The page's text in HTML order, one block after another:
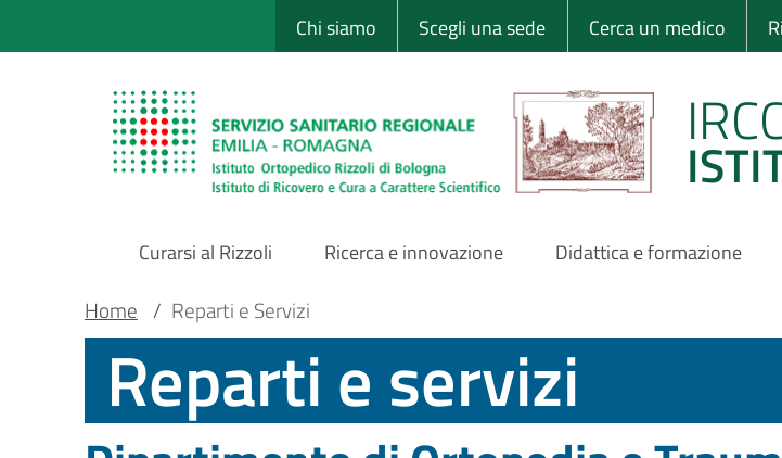
al
Sito Web Istituto
Chi siamo Scegli una sede Cerca un medico
Main
Navigation
Curarsi al Rizzoli Ricerca e innovazione Didattica e formazione
Main container
Briciole
Home / Reparti e Servizi
Reparti e servizi